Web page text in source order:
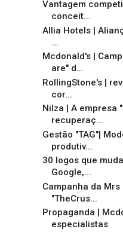
Vantagem
conceit...
Allia Hotels |
...
Mcdonald's |
are" d...
RollingStone's |
cor...
Nilza | A empresa
recuperaç...
Gestão "TAG"|
produtiv...
30 logos que
Google,...
Campanha da
"TheCrus...
Propaganda |
especialistas